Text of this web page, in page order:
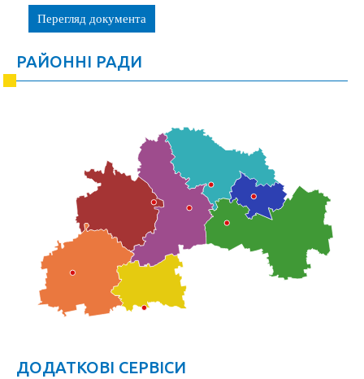
Перегляд документа
РАЙОННІ РАДИ
ДОДАТКОВІ СЕРВІСИ